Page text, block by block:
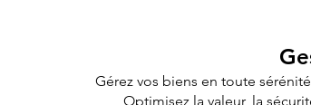
Gérez vos biens en toute
Optimisez la valeur, la